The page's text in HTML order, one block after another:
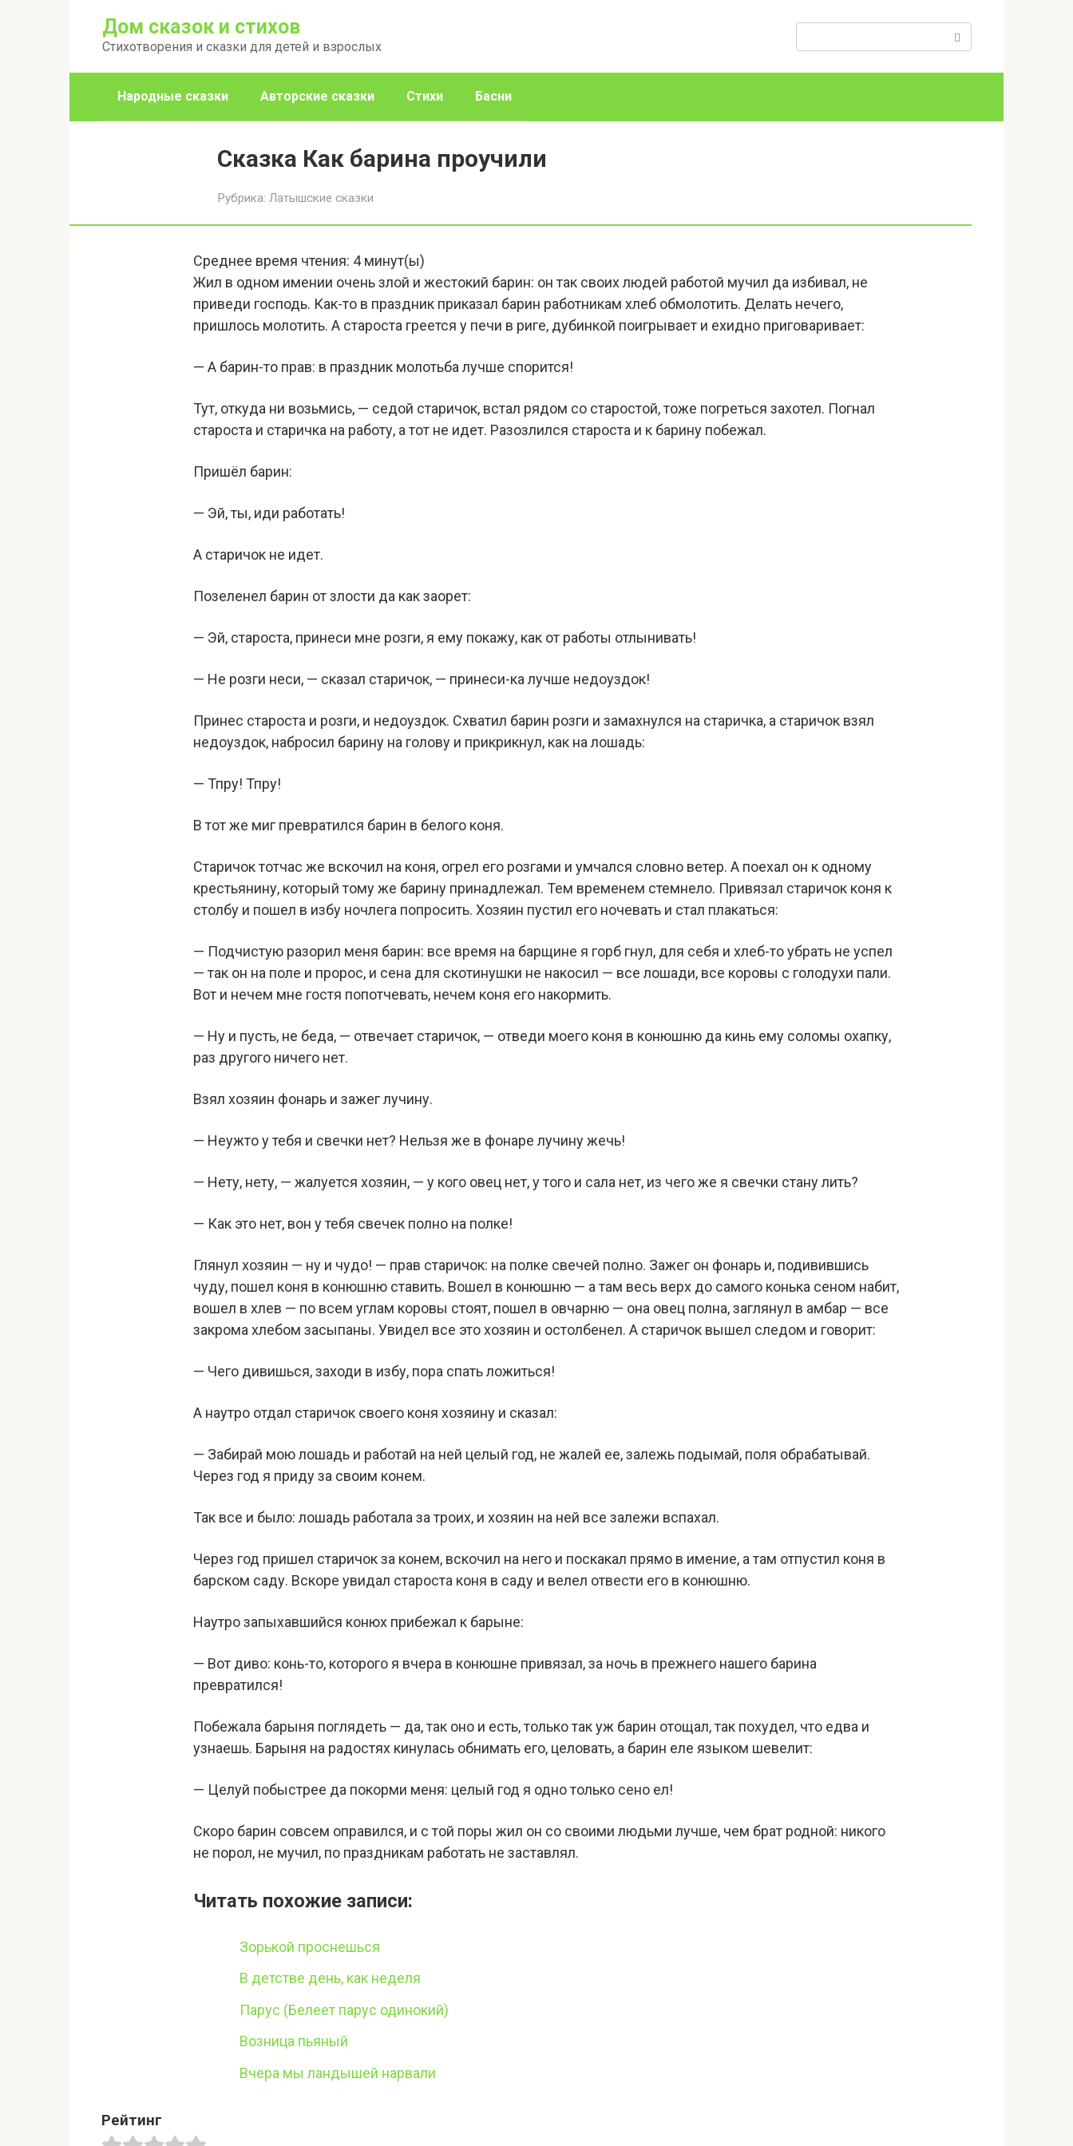
Дом сказок и стихов
Стихотворения и сказки для детей и взрослых
Народные сказки Авторские сказки Стихи Басни
Сказка Как барина проучили
Рубрика: Латышские сказки
Среднее время чтения: 4 минут(ы)
Жил в одном имении очень злой и жестокий барин: он так своих людей работой мучил да избивал, не
приведи господь. Как-то в праздник приказал барин работникам хлеб обмолотить. Делать нечего,
пришлось молотить. А староста греется у печи в риге, дубинкой поигрывает и ехидно приговаривает:
— А барин-то прав: в праздник молотьба лучше спорится!
Тут, откуда ни возьмись, — седой старичок, встал рядом со старостой, тоже погреться захотел. Погнал
староста и старичка на работу, а тот не идет. Разозлился староста и к барину побежал.
Пришёл барин:
— Эй, ты, иди работать!
А старичок не идет.
Позеленел барин от злости да как заорет:
— Эй, староста, принеси мне розги, я ему покажу, как от работы отлынивать!
— Не розги неси, — сказал старичок, — принеси-ка лучше недоуздок!
Принес староста и розги, и недоуздок. Схватил барин розги и замахнулся на старичка, а старичок взял
недоуздок, набросил барину на голову и прикрикнул, как на лошадь:
— Тпру! Тпру!
В тот же миг превратился барин в белого коня.
Старичок тотчас же вскочил на коня, огрел его розгами и умчался словно ветер. А поехал он к одному
крестьянину, который тому же барину принадлежал. Тем временем стемнело. Привязал старичок коня к
столбу и пошел в избу ночлега попросить. Хозяин пустил его ночевать и стал плакаться:
— Подчистую разорил меня барин: все время на барщине я горб гнул, для себя и хлеб-то убрать не успел
— так он на поле и пророс, и сена для скотинушки не накосил — все лошади, все коровы с голодухи пали.
Вот и нечем мне гостя попотчевать, нечем коня его накормить.
— Ну и пусть, не беда, — отвечает старичок, — отведи моего коня в конюшню да кинь ему соломы охапку,
раз другого ничего нет.
Взял хозяин фонарь и зажег лучину.
— Неужто у тебя и свечки нет? Нельзя же в фонаре лучину жечь!
— Нету, нету, — жалуется хозяин, — у кого овец нет, у того и сала нет, из чего же я свечки стану лить?
— Как это нет, вон у тебя свечек полно на полке!
Глянул хозяин — ну и чудо! — прав старичок: на полке свечей полно. Зажег он фонарь и, подивившись
чуду, пошел коня в конюшню ставить. Вошел в конюшню — а там весь верх до самого конька сеном набит,
вошел в хлев — по всем углам коровы стоят, пошел в овчарню — она овец полна, заглянул в амбар — все
закрома хлебом засыпаны. Увидел все это хозяин и остолбенел. А старичок вышел следом и говорит:
— Чего дивишься, заходи в избу, пора спать ложиться!
А наутро отдал старичок своего коня хозяину и сказал:
— Забирай мою лошадь и работай на ней целый год, не жалей ее, залежь подымай, поля обрабатывай.
Через год я приду за своим конем.
Так все и было: лошадь работала за троих, и хозяин на ней все залежи вспахал.
Через год пришел старичок за конем, вскочил на него и поскакал прямо в имение, а там отпустил коня в
барском саду. Вскоре увидал староста коня в саду и велел отвести его в конюшню.
Наутро запыхавшийся конюх прибежал к барыне:
— Вот диво: конь-то, которого я вчера в конюшне привязал, за ночь в прежнего нашего барина
превратился!
Побежала барыня поглядеть — да, так оно и есть, только так уж барин отощал, так похудел, что едва и
узнаешь. Барыня на радостях кинулась обнимать его, целовать, а барин еле языком шевелит:
— Целуй побыстрее да покорми меня: целый год я одно только сено ел!
Скоро барин совсем оправился, и с той поры жил он со своими людьми лучше, чем брат родной: никого
не порол, не мучил, по праздникам работать не заставлял.
Читать похожие записи:
Зорькой проснешься
В детстве день, как неделя
Парус (Белеет парус одинокий)
Возница пьяный
Вчера мы ландышей нарвали
Рейтинг